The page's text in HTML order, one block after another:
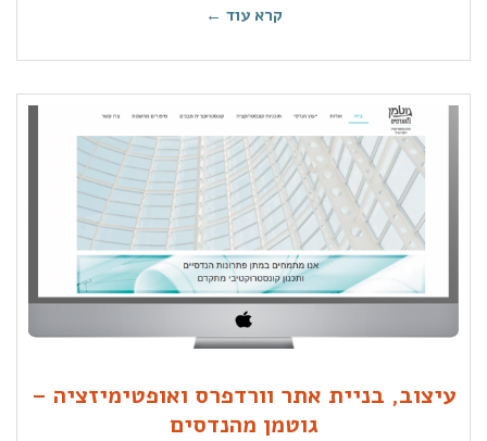
קרא עוד ←
עיצוב, בניית אתר וורדפרס ואופטימיזציה –
גוטמן מהנדסים